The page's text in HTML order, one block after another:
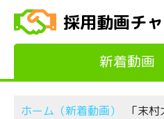
採用動画チ
新着動画
ホーム（新着動画） 「末